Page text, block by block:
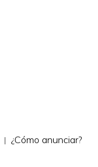
¿Cómo anunciar?